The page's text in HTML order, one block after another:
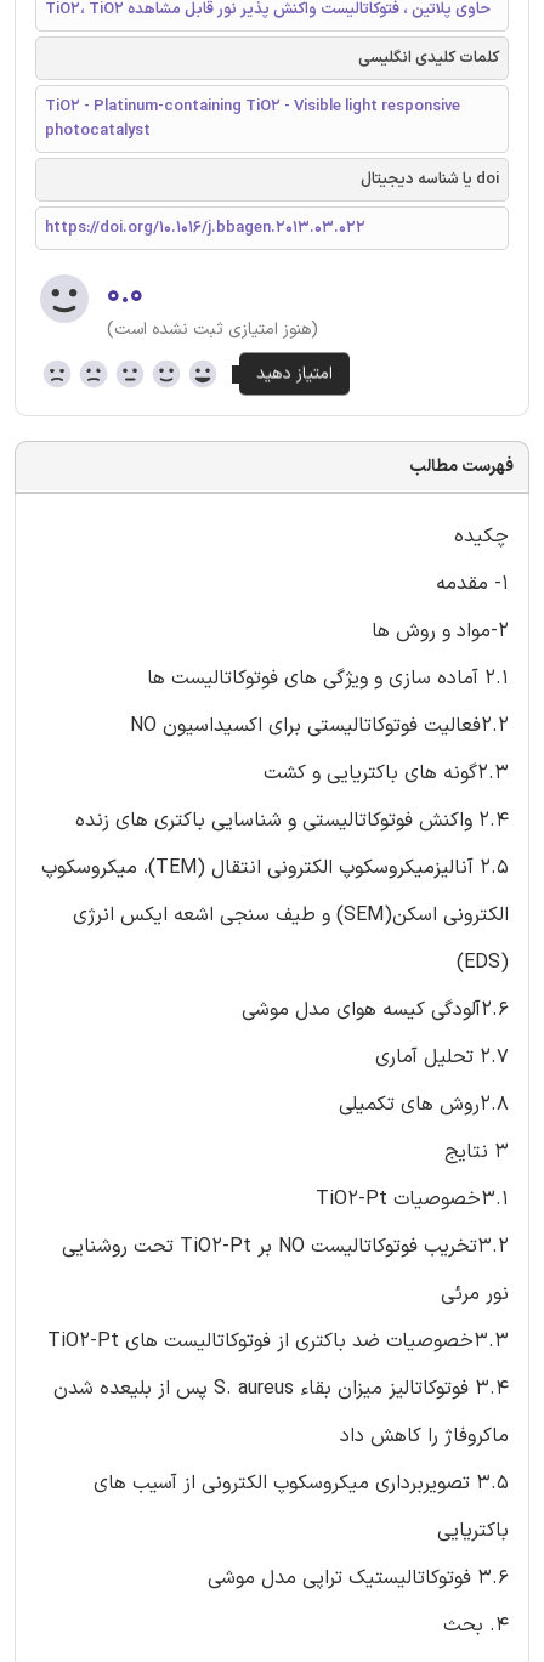
TiO2، TiO2 حاوی پلاتین ، فتوکاتالیست واکنش پذیر نور قابل مشاهده
کلمات کلیدی انگلیسی
TiO2 - Platinum-containing TiO2 - Visible light responsive
photocatalyst
doi یا شناسه دیجیتال
https://doi.org/10.1016/j.bbagen.2013.03.022
۰.۰
(هنوز امتیازی ثبت نشده است)
فهرست مطالب
چکیده
1- مقدمه
2-مواد و روش ها
2.1 آماده سازی و ویژگی های فوتوکاتالیست ها
2.2فعالیت فوتوکاتالیستی برای اکسیداسیون NO
2.3گونه های باکتریایی و کشت
2.4 واکنش فوتوکاتالیستی و شناسایی باکتری های زنده
2.5 آنالیزمیکروسکوپ الکترونی انتقال (TEM)، میکروسکوپ
الکترونی اسکن(SEM) و طیف سنجی اشعه ایکس انرژی
(EDS)
2.6آلودگی کیسه هوای مدل موشی
2.7 تحلیل آماری
2.8روش های تکمیلی
3 نتایج
3.1خصوصیات TiO2-Pt
3.2تخریب فوتوکاتالیست NO بر TiO2-Pt تحت روشنایی
نور مرئی
3.3خصوصیات ضد باکتری از فوتوکاتالیست های TiO2-Pt
3.4 فوتوکاتالیز میزان بقاء S. aureus پس از بلیعده شدن
ماکروفاژ را کاهش داد
3.5 تصویربرداری میکروسکوپ الکترونی از آسیب های
باکتریایی
3.6 فوتوکاتالیستیک تراپی مدل موشی
4. بحث